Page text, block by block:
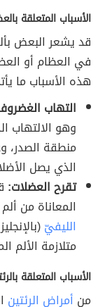
الأسباب المتعلقة
قد يشعر البعض
في العظام أو
هذه الأسباب ما
التهاب
وهو الالتهاب
منطقة الصدر،
الذي يصل
تقرح العضلات:
المعاناة من
الليفيّ
متلازمة الألم
الأسباب المتعلقة
من أمراض الرئتين